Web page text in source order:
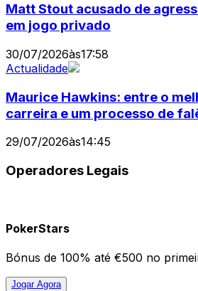
Matt Stout acusado de
em jogo privado
30/07/2026às17:58
Actualidade
Maurice Hawkins: entre o
carreira e um processo de
29/07/2026às14:45
Operadores Legais
PokerStars
Bónus de 100% até €500 no
Jogar Agora